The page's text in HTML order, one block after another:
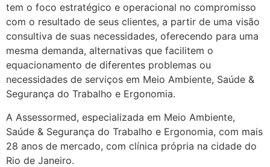
tem o foco estratégico e operacional no compromisso
com o resultado de seus clientes, a partir de uma visão
consultiva de suas necessidades, oferecendo para uma
mesma demanda, alternativas que facilitem o
equacionamento de diferentes problemas ou
necessidades de serviços em Meio Ambiente, Saúde &
Segurança do Trabalho e Ergonomia.
A Assessormed, especializada em Meio Ambiente,
Saúde & Segurança do Trabalho e Ergonomia, com mais
28 anos de mercado, com clínica própria na cidade do
Rio de Janeiro.
Necessário
Esses cookies
não são
necessários
para o
funcionamento
do site.